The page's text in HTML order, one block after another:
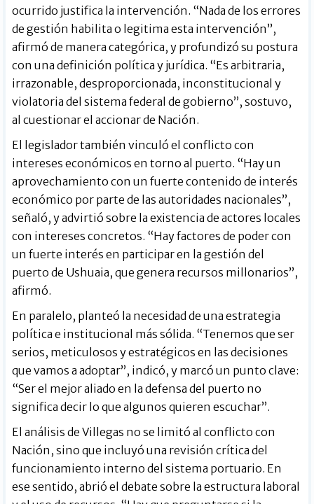
ocurrido justifica la intervención. “Nada de los errores
de gestión habilita o legitima esta intervención”,
afirmó de manera categórica, y profundizó su postura
con una definición política y jurídica. “Es arbitraria,
irrazonable, desproporcionada, inconstitucional y
violatoria del sistema federal de gobierno”, sostuvo,
al cuestionar el accionar de Nación.
El legislador también vinculó el conflicto con
intereses económicos en torno al puerto. “Hay un
aprovechamiento con un fuerte contenido de interés
económico por parte de las autoridades nacionales”,
señaló, y advirtió sobre la existencia de actores locales
con intereses concretos. “Hay factores de poder con
un fuerte interés en participar en la gestión del
puerto de Ushuaia, que genera recursos millonarios”,
afirmó.
En paralelo, planteó la necesidad de una estrategia
política e institucional más sólida. “Tenemos que ser
serios, meticulosos y estratégicos en las decisiones
que vamos a adoptar”, indicó, y marcó un punto clave:
“Ser el mejor aliado en la defensa del puerto no
significa decir lo que algunos quieren escuchar”.
El análisis de Villegas no se limitó al conflicto con
Nación, sino que incluyó una revisión crítica del
funcionamiento interno del sistema portuario. En
ese sentido, abrió el debate sobre la estructura laboral